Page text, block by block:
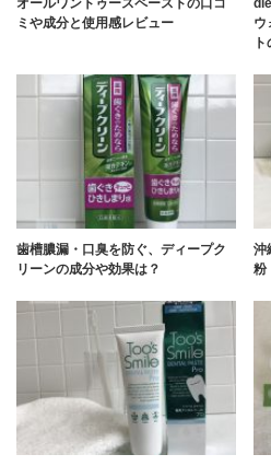
ミや成分と使用感レビュー
ウ
歯槽膿漏・口臭を防ぐ、ディープク
リーンの成分や効果は？
沖
粉